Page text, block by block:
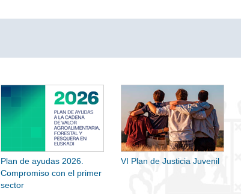
Plan de ayudas 2026.
Compromiso con el primer
sector
VI Plan de Justicia Juvenil